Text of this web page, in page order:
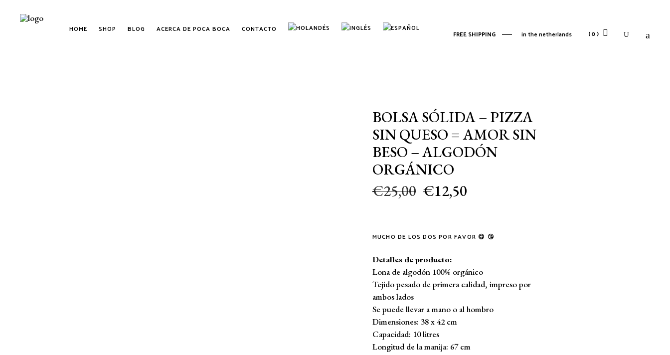
HOME SHOP BLOG ACERCA DE POCA BOCA CONTACTO
FREE SHIPPING in the netherlands (0)
BOLSA SÓLIDA – PIZZA
SIN QUESO = AMOR SIN
BESO – ALGODÓN
ORGÁNICO
€25,00 €12,50
MUCHO DE LOS DOS POR FAVOR 😋 😘
Detalles de producto:
Lona de algodón 100% orgánico
Tejido pesado de primera calidad, impreso por
ambos lados
Se puede llevar a mano o al hombro
Dimensiones: 38 x 42 cm
Capacidad: 10 litres
Longitud de la manija: 67 cm